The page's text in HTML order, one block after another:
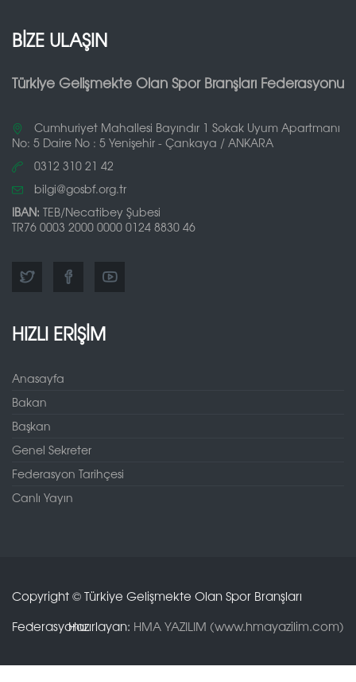
BİZE ULAŞIN
Türkiye Gelişmekte Olan Spor Branşları Federasyonu
Cumhuriyet Mahallesi Bayındır 1 Sokak Uyum Apartmanı
No: 5 Daire No : 5 Yenişehir - Çankaya / ANKARA
0312 310 21 42
bilgi@gosbf.org.tr
IBAN: TEB/Necatibey Şubesi
TR76 0003 2000 0000 0124 8830 46
HIZLI ERİŞİM
Anasayfa
Bakan
Başkan
Genel Sekreter
Federasyon Tarihçesi
Canlı Yayın
Copyright © Türkiye Gelişmekte Olan Spor Branşları
Federasyonu.Hazırlayan: HMA YAZILIM (www.hmayazilim.com)